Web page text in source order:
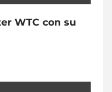
WTC con su